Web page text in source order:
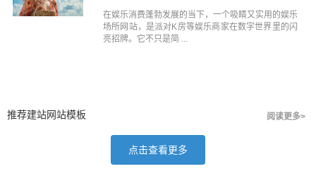
在娱乐消费蓬勃发展的当下，一个吸睛又实用的娱乐
场所网站，是派对K房等娱乐商家在数字世界里的闪
亮招牌。它不只是简 ...
推荐建站网站模板 阅读更多>
点击查看更多